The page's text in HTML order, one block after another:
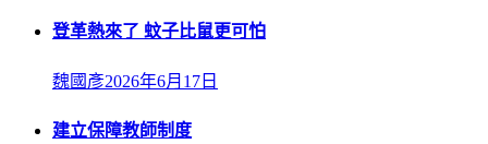
登革熱來了 蚊子比鼠更可怕
魏國彥2026年6月17日
建立保障教師制度